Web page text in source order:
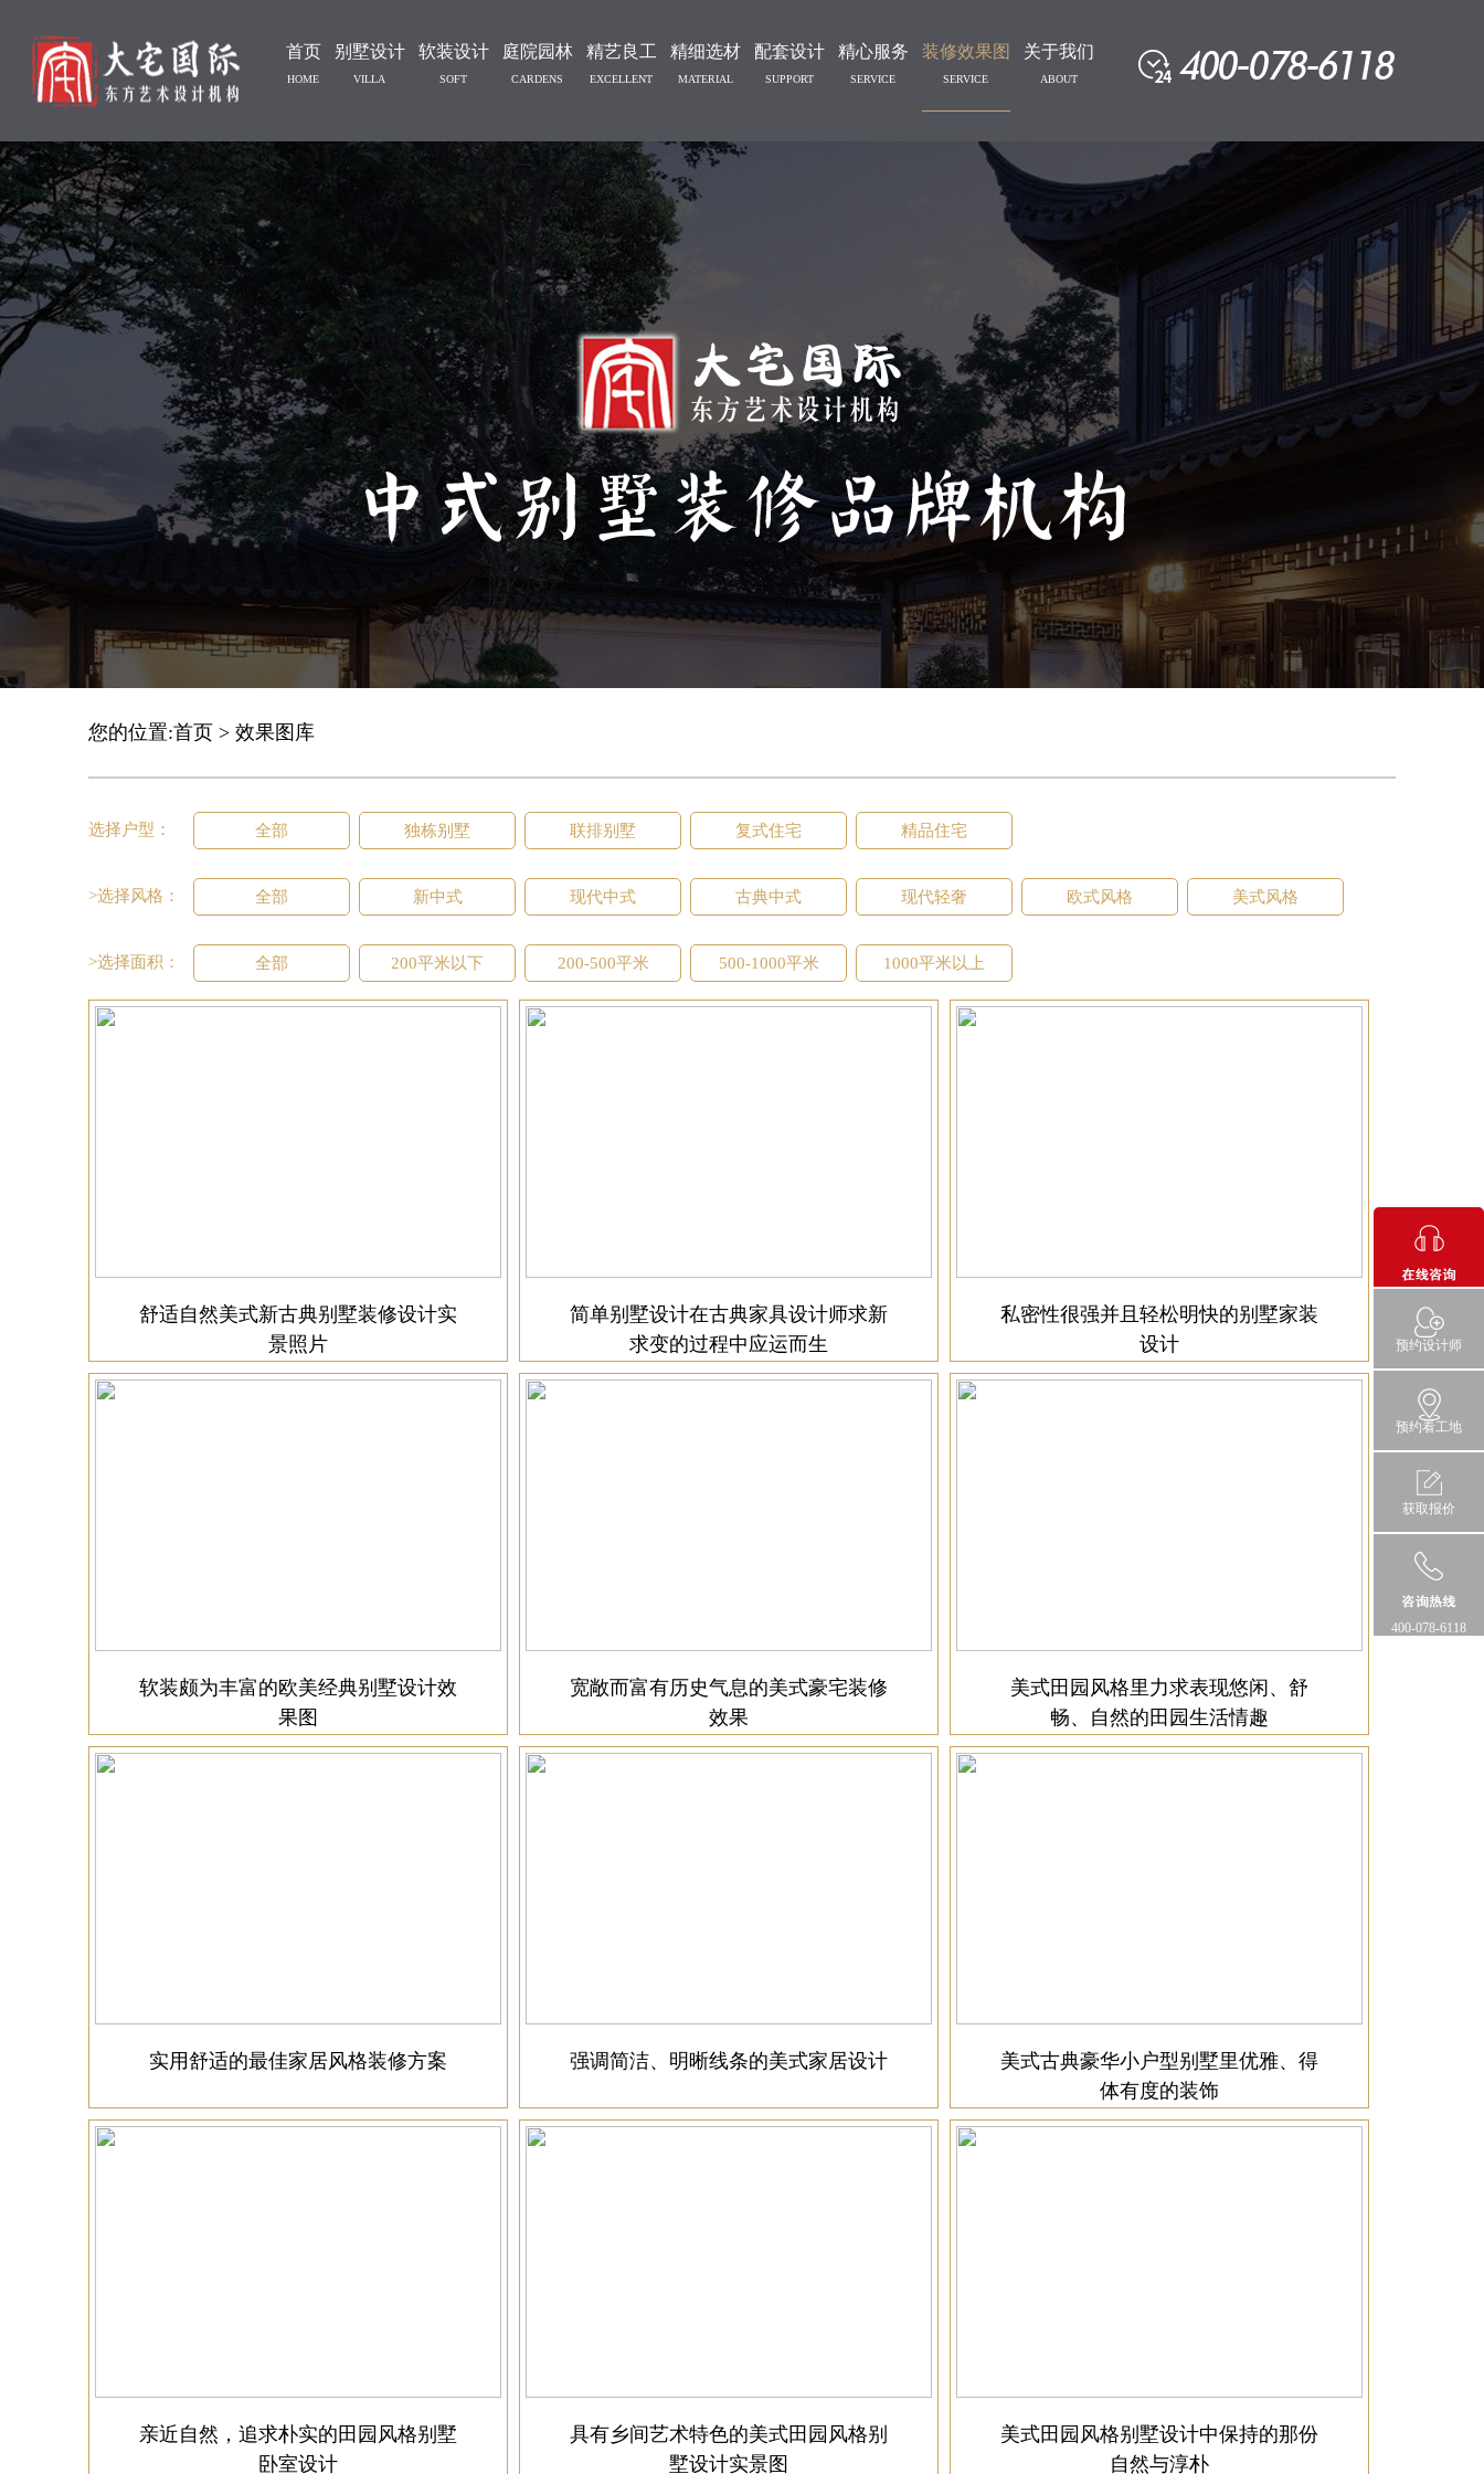
首页
HOME
别墅设计
VILLA
软装设计
SOFT
庭院园林
CARDENS
精艺良工
EXCELLENT
精细选材
MATERIAL
配套设计
SUPPORT
精心服务
SERVICE
装修效果图
SERVICE
关于我们
ABOUT
您的位置:首页 > 效果图库
选择户型： 全部 独栋别墅 联排别墅 复式住宅 精品住宅
>选择风格： 全部 新中式 现代中式 古典中式 现代轻奢 欧式风格 美式风格
>选择面积： 全部 200平米以下 200-500平米 500-1000平米 1000平米以上
舒适自然美式新古典别墅装修设计实
景照片
简单别墅设计在古典家具设计师求新
求变的过程中应运而生
私密性很强并且轻松明快的别墅家装
设计
软装颇为丰富的欧美经典别墅设计效
果图
宽敞而富有历史气息的美式豪宅装修
效果
美式田园风格里力求表现悠闲、舒
畅、自然的田园生活情趣
实用舒适的最佳家居风格装修方案 强调简洁、明晰线条的美式家居设计
美式古典豪华小户型别墅里优雅、得
体有度的装饰
亲近自然，追求朴实的田园风格别墅
卧室设计
具有乡间艺术特色的美式田园风格别
墅设计实景图
美式田园风格别墅设计中保持的那份
自然与淳朴
预约设计师
预约看工地
获取报价
400-078-6118